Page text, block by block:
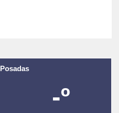
Posadas
-º